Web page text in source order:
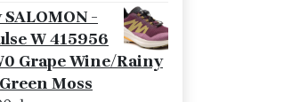
-
W 415956
Grape Wine/Rainy
Moss